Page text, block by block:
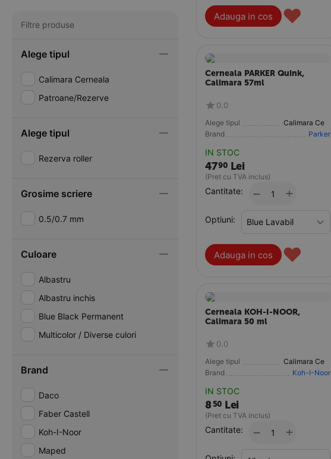
Adauga in cos ♥
Cerneala PARKER Quink,
Calimara 57ml
0.0
Alege tipul
Calimara Cerneala
Brand
Parker
IN STOC
4790 Lei
(Pret cu TVA inclus)
Cantitate: +
−
Optiuni:
Adauga in cos ♥
Cerneala KOH-I-NOOR,
Calimara 50 ml
0.0
Alege tipul
Calimara Cerneala
Brand
Koh-I-Noor
IN STOC
850 Lei
(Pret cu TVA inclus)
Cantitate: +
−
Filtre produse
Alege tipul
Calimara Cerneala
Patroane/Rezerve
Alege tipul
Rezerva roller
Grosime scriere
0.5/0.7 mm
Culoare
Albastru
Albastru inchis
Blue Black Permanent
Multicolor / Diverse culori
Brand
Daco
Faber Castell
Koh-I-Noor
Maped